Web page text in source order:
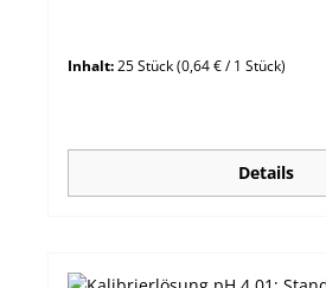
Inhalt:25 Stück(0,64 € / 1 Stück)
Details